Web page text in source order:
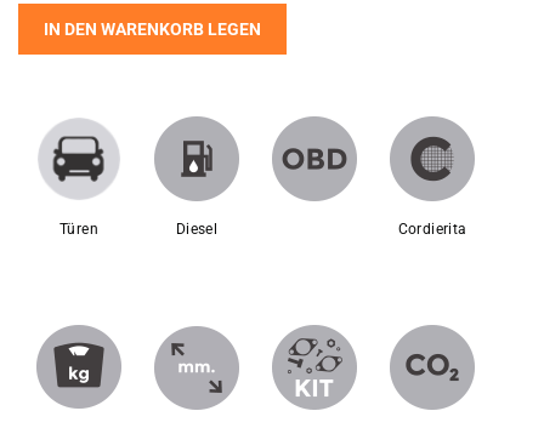
IN DEN WARENKORB LEGEN
Türen Diesel Cordierita